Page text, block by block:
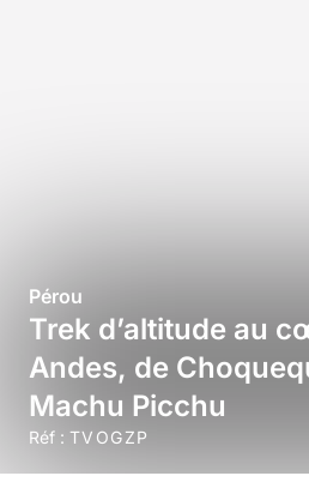
Pérou
Trek d’altitude au
Andes, de
Machu Picchu
Réf : TVOGZP